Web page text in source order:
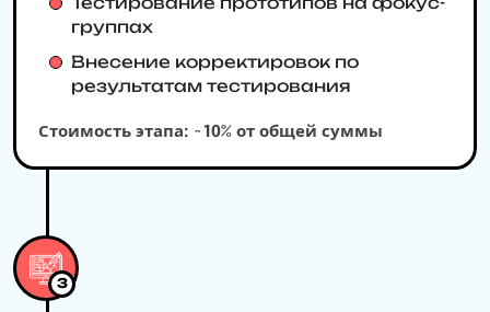
группах
Внесение корректировок по
результатам тестирования
Стоимость этапа: ~10% от общей суммы
3